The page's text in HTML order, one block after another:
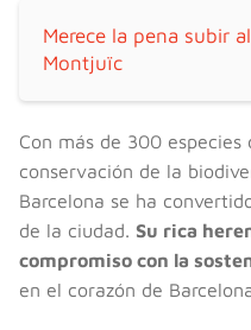
Merece la pena subir
Montjuïc
Con más de 300
conservación de la
Barcelona se ha
de la ciudad. Su rica
compromiso con la
en el corazón de